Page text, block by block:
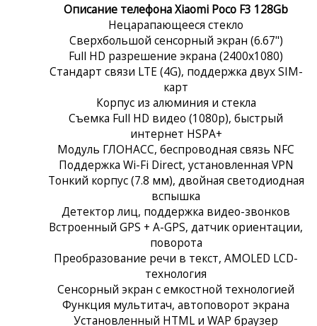
Описание телефона Xiaomi Poco F3 128Gb
Нецарапающееся стекло
Сверхбольшой сенсорный экран (6.67")
Full HD разрешение экрана (2400x1080)
Стандарт связи LTE (4G), поддержка двух SIM-
карт
Корпус из алюминия и стекла
Съемка Full HD видео (1080p), быстрый
интернет HSPA+
Модуль ГЛОНАСС, беспроводная связь NFC
Поддержка Wi-Fi Direct, установленная VPN
Тонкий корпус (7.8 мм), двойная светодиодная
вспышка
Детектор лиц, поддержка видео-звонков
Встроенный GPS + A-GPS, датчик ориентации,
поворота
Преобразование речи в текст, AMOLED LCD-
технология
Сенсорный экран c емкостной технологией
Функция мультитач, автоповорот экрана
Установленный HTML и WAP браузер